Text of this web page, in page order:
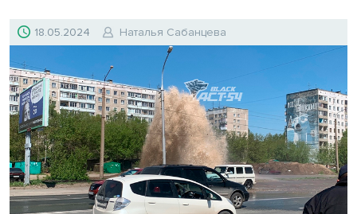
18.05.2024 Наталья Сабанцева